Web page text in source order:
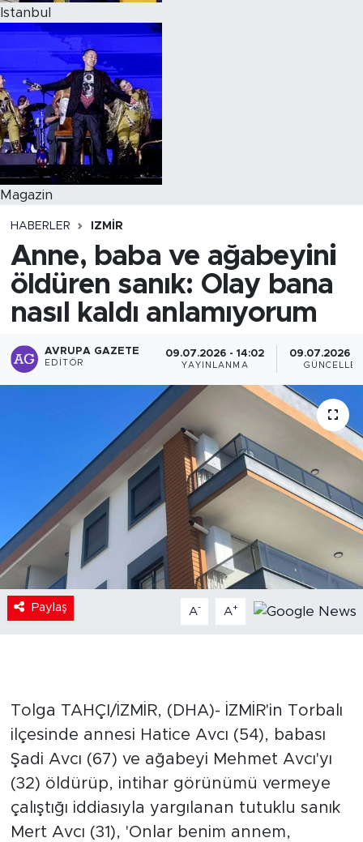
Istanbul
Magazin
HABERLER IZMIR
Anne, baba ve ağabeyini
öldüren sanık: Olay bana
nasıl kaldı anlamıyorum
AVRUPA GAZETE
EDITÖR
09.07.2026 - 14:02
YAYINLANMA
09.07.2026 -
Paylaş A- A+
Tolga TAHÇI/İZMİR, (DHA)- İZMİR'in Torbalı
ilçesinde annesi Hatice Avcı (54), babası
Şadi Avcı (67) ve ağabeyi Mehmet Avcı'yı
(32) öldürüp, intihar görünümü vermeye
çalıştığı iddiasıyla yargılanan tutuklu sanık
Mert Avcı (31), 'Onlar benim annem,